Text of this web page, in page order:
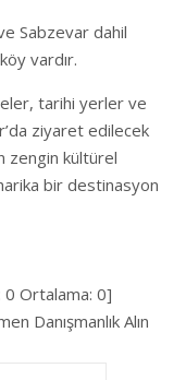
Sabzevar dahil
vardır.
tarihi yerler ve
ziyaret edilecek
zengin kültürel
bir destinasyon
0 Ortalama: 0]
Danışmanlık Alın